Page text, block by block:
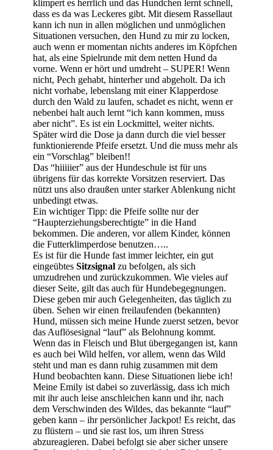
klimpert es herrlich und das Hundchen lernt schnell,
dass es da was Leckeres gibt. Mit diesem Rassellaut
kann ich nun in allen möglichen und unmöglichen
Situationen versuchen, den Hund zu mir zu locken,
auch wenn er momentan nichts anderes im Köpfchen
hat, als eine Spielrunde mit dem netten Hund da
vorne. Wenn er hört und umdreht – SUPER! Wenn
nicht, Pech gehabt, hinterher und abgeholt. Da ich
nicht vorhabe, lebenslang mit einer Klapperdose
durch den Wald zu laufen, schadet es nicht, wenn er
nebenbei halt auch lernt “ich kann kommen, muss
aber nicht”. Es ist ein Lockmittel, weiter nichts.
Später wird die Dose ja dann durch die viel besser
funktionierende Pfeife ersetzt. Und die muss mehr als
ein “Vorschlag” bleiben!!
Das “hiiiiier” aus der Hundeschule ist für uns
übrigens für das korrekte Vorsitzen reserviert. Das
nützt uns also draußen unter starker Ablenkung nicht
unbedingt etwas.
Ein wichtiger Tipp: die Pfeife sollte nur der
“Haupterziehungsberechtigte” in die Hand
bekommen. Die anderen, vor allem Kinder, können
die Futterklimperdose benutzen…..
Es ist für die Hunde fast immer leichter, ein gut
eingeübtes Sitzsignal zu befolgen, als sich
umzudrehen und zurückzukommen. Wie vieles auf
dieser Seite, gilt das auch für Hundebegegnungen.
Diese geben mir auch Gelegenheiten, das täglich zu
üben. Sehen wir einen freilaufenden (bekannten)
Hund, müssen sich meine Hunde zuerst setzen, bevor
das Auflösesignal “lauf” als Belohnung kommt.
Wenn das in Fleisch und Blut übergegangen ist, kann
es auch bei Wild helfen, vor allem, wenn das Wild
steht und man es dann ruhig zusammen mit dem
Hund beobachten kann. Diese Situationen liebe ich!
Meine Emily ist dabei so zuverlässig, dass ich mich
mit ihr auch leise anschleichen kann und ihr, nach
dem Verschwinden des Wildes, das bekannte “lauf”
geben kann – ihr persönlicher Jackpot! Es reicht, das
zu flüstern – und sie rast los, um ihren Stress
abzureagieren. Dabei befolgt sie aber sicher unsere